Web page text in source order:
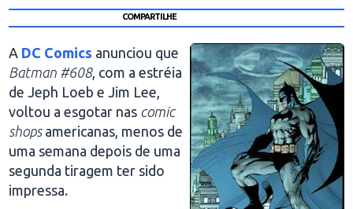
COMPARTILHE
A DC Comics anunciou que
Batman #608, com a estréia
de Jeph Loeb e Jim Lee,
voltou a esgotar nas comic
shopsamericanas, menos de
uma semana depois de uma
segunda tiragem ter sido
impressa.